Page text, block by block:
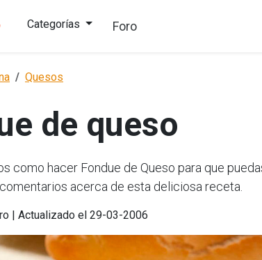
Categorías Foro
Quesos
de queso
como hacer Fondue de Queso para que
acerca de esta deliciosa receta.
| Actualizado el 29-03-2006